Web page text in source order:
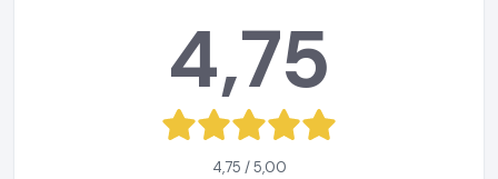
4,75
4,75 / 5,00